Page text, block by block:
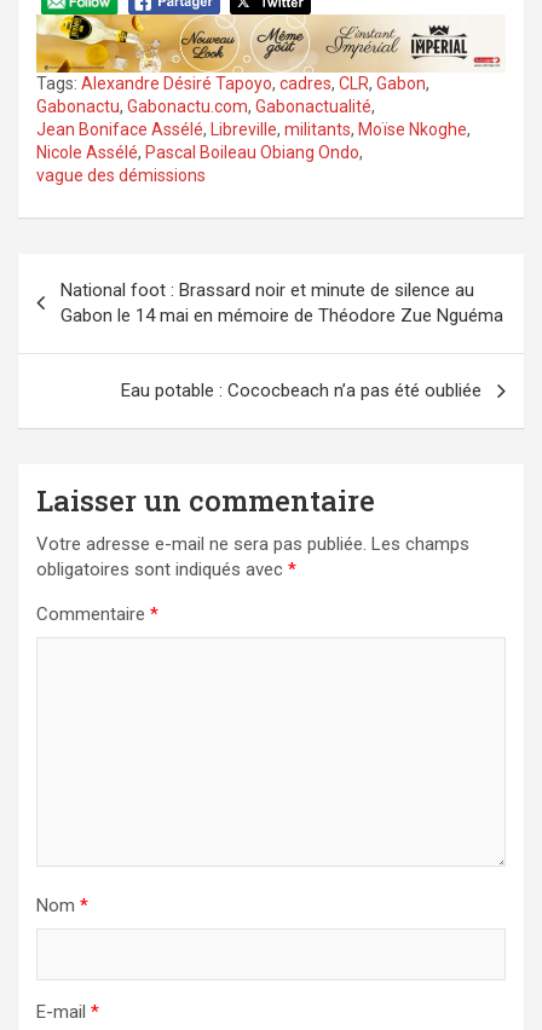
Tags: Alexandre Désiré Tapoyo, cadres, CLR, Gabon,
Gabonactu, Gabonactu.com, Gabonactualité,
Jean Boniface Assélé, Libreville, militants, Moïse Nkoghe,
Nicole Assélé, Pascal Boileau Obiang Ondo,
vague des démissions
de
l’article
National foot : Brassard noir et minute de silence au
Gabon le 14 mai en mémoire de Théodore Zue Nguéma
Eau potable : Cococbeach n’a pas été oubliée
Laisser un commentaire
Votre adresse e-mail ne sera pas publiée. Les champs
obligatoires sont indiqués avec *
Commentaire *
Nom *
E-mail *